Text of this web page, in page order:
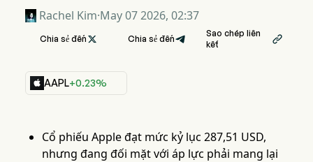
Rachel Kim·May 07 2026, 02:37
Chia sẻ đến  Chia sẻ đến
Sao chép liên
kết

AAPL+0.23%
Cổ phiếu Apple đạt mức kỷ lục 287,51 USD,
nhưng đang đối mặt với áp lực phải mang lại